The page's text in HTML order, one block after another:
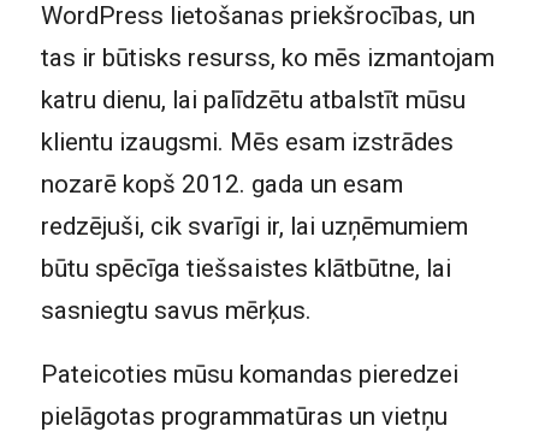
WordPress lietošanas priekšrocības, un
tas ir būtisks resurss, ko mēs izmantojam
katru dienu, lai palīdzētu atbalstīt mūsu
klientu izaugsmi. Mēs esam izstrādes
nozarē kopš 2012. gada un esam
redzējuši, cik svarīgi ir, lai uzņēmumiem
būtu spēcīga tiešsaistes klātbūtne, lai
sasniegtu savus mērķus.
Pateicoties mūsu komandas pieredzei
pielāgotas programmatūras un vietņu